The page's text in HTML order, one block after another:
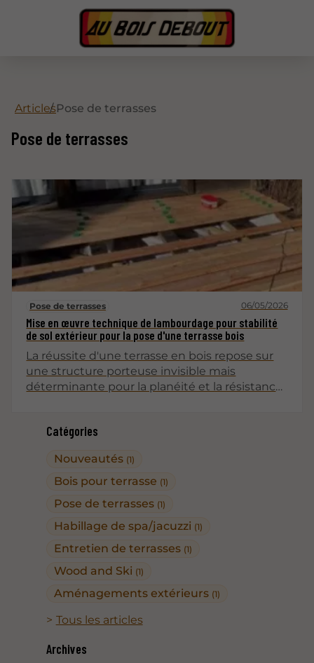
Catégories
Nouveautés (1)
Bois pour terrasse (1)
Pose de terrasses (1)
Habillage de spa/jacuzzi (1)
Entretien de terrasses (1)
Wood and Ski (1)
Aménagements extérieurs (1)
Tous les articles
Archives
ArticlesPose de terrasses
Pose de terrasses
Pose de terrasses 06/05/2026
Mise en œuvre technique de lambourdage pour stabilité
de sol extérieur pour la pose d'une terrasse bois
La réussite d'une terrasse en bois repose sur
une structure porteuse invisible mais
déterminante pour la planéité et la résistance
stabilité parfaite du sol extérieur face aux
climatiques saisonnières.